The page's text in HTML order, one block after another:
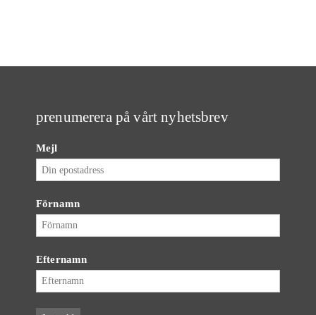
prenumerera på vårt nyhetsbrev
Mejl
Förnamn
Efternamn